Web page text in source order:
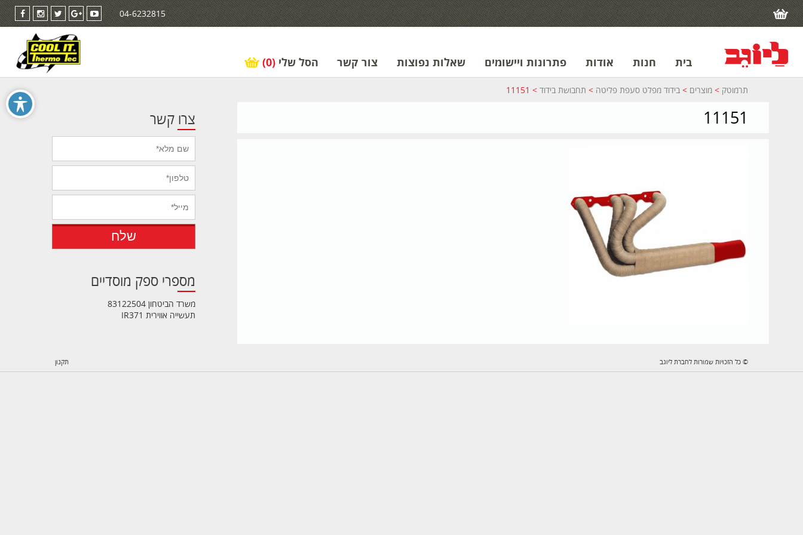
04-6232815
בית חנות אודות פתרונות ויישומים שאלות נפוצות צור קשר הסל שלי (0)
תרמוטק > מוצרים > בידוד מפלט סעפת פליטה > תחבושת בידוד >
11151
11151 צרו קשר
מספרי ספק מוסדיים
משרד הביטחון 83122504
תעשייה אווירית IR371
תקנון © כל הזכויות שמורות לחברת ליוגב